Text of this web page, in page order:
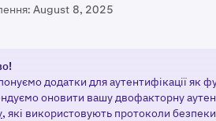
August 8, 2025
додатки для аутентифікації як
оновити вашу двофакторну
, які використовують протоколи